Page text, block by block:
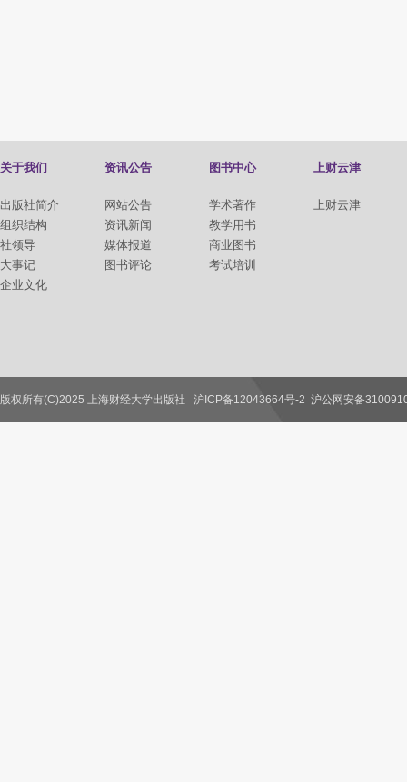
关于我们
出版社简介
组织结构
社领导
大事记
企业文化
资讯公告
网站公告
资讯新闻
媒体报道
图书评论
图书中心
学术著作
教学用书
商业图书
考试培训
上财云津
上财云津
联系我们
版权所有(C)2025 上海财经大学出版社 沪ICP备12043664号-2 沪公网安备